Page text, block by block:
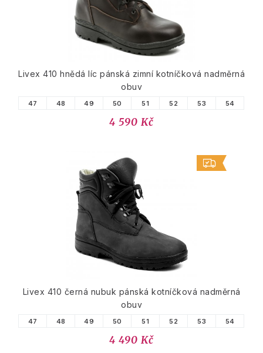
Livex 410 hnědá líc pánská zimní kotníčková nadměrná
obuv
47 48 49 50 51 52 53 54
4 590 Kč
Livex 410 černá nubuk pánská kotníčková nadměrná
obuv
47 48 49 50 51 52 53 54
4 490 Kč